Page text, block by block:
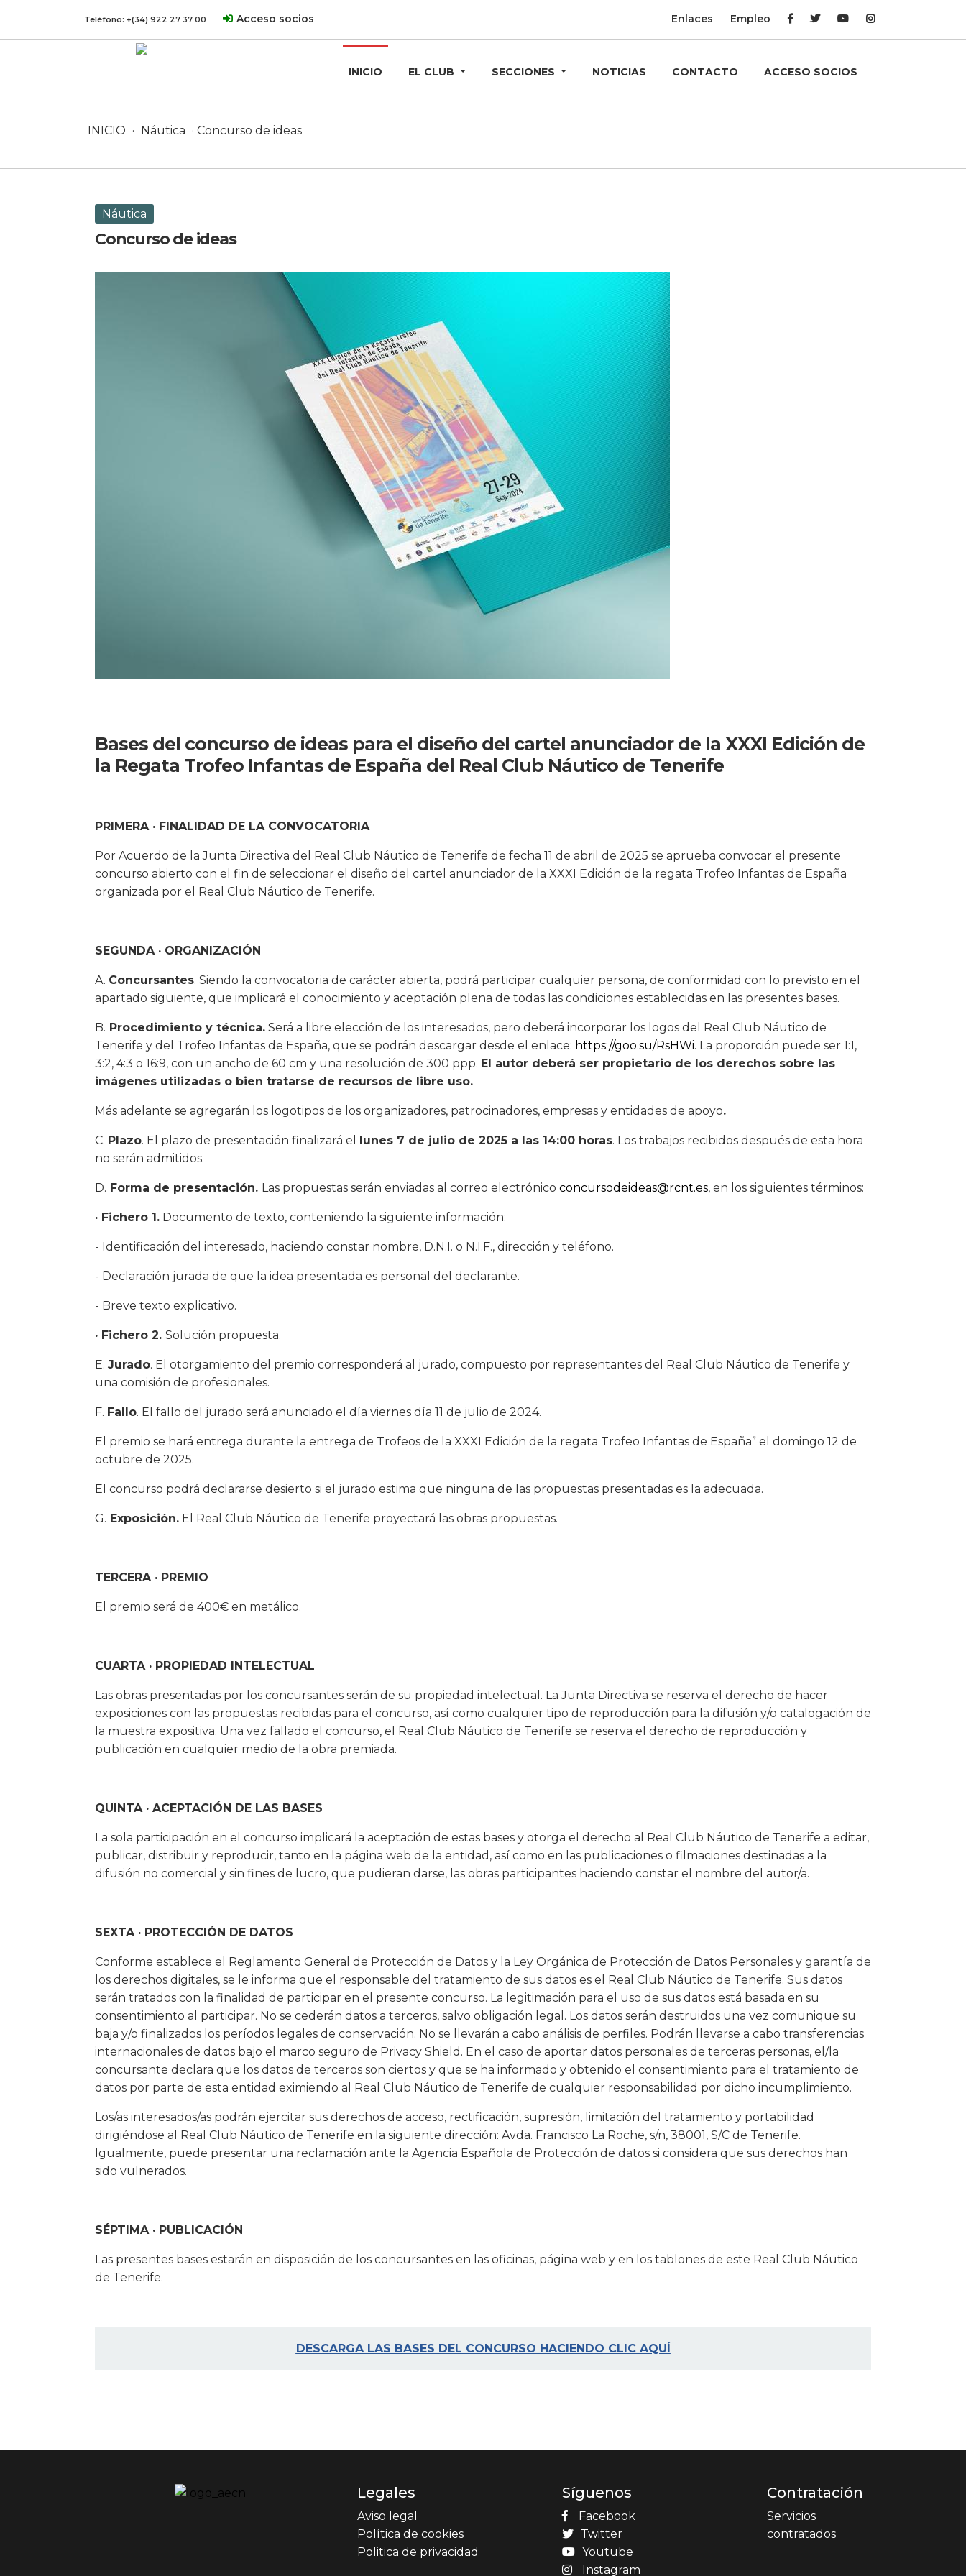
Teléfono: +(34) 922 27 37 00 Acceso socios Enlaces Empleo
INICIO EL CLUB SECCIONES NOTICIAS CONTACTO ACCESO SOCIOS
INICIO · Náutica · Concurso de ideas
Náutica
Concurso de ideas
Bases del concurso de ideas para el diseño del cartel anunciador de la XXXI Edición de
la Regata Trofeo Infantas de España del Real Club Náutico de Tenerife
PRIMERA · FINALIDAD DE LA CONVOCATORIA
Por Acuerdo de la Junta Directiva del Real Club Náutico de Tenerife de fecha 11 de abril de 2025 se aprueba convocar el presente
concurso abierto con el fin de seleccionar el diseño del cartel anunciador de la XXXI Edición de la regata Trofeo Infantas de España
organizada por el Real Club Náutico de Tenerife.
SEGUNDA · ORGANIZACIÓN
A. Concursantes. Siendo la convocatoria de carácter abierta, podrá participar cualquier persona, de conformidad con lo previsto en el
apartado siguiente, que implicará el conocimiento y aceptación plena de todas las condiciones establecidas en las presentes bases.
B. Procedimiento y técnica. Será a libre elección de los interesados, pero deberá incorporar los logos del Real Club Náutico de
Tenerife y del Trofeo Infantas de España, que se podrán descargar desde el enlace: https://goo.su/RsHWi. La proporción puede ser 1:1,
3:2, 4:3 o 16:9, con un ancho de 60 cm y una resolución de 300 ppp. El autor deberá ser propietario de los derechos sobre las
imágenes utilizadas o bien tratarse de recursos de libre uso.
Más adelante se agregarán los logotipos de los organizadores, patrocinadores, empresas y entidades de apoyo.
C. Plazo. El plazo de presentación finalizará el lunes 7 de julio de 2025 a las 14:00 horas. Los trabajos recibidos después de esta hora
no serán admitidos.
D. Forma de presentación. Las propuestas serán enviadas al correo electrónico concursodeideas@rcnt.es, en los siguientes términos:
· Fichero 1. Documento de texto, conteniendo la siguiente información:
- Identificación del interesado, haciendo constar nombre, D.N.I. o N.I.F., dirección y teléfono.
- Declaración jurada de que la idea presentada es personal del declarante.
- Breve texto explicativo.
· Fichero 2. Solución propuesta.
E. Jurado. El otorgamiento del premio corresponderá al jurado, compuesto por representantes del Real Club Náutico de Tenerife y
una comisión de profesionales.
F. Fallo. El fallo del jurado será anunciado el día viernes día 11 de julio de 2024.
El premio se hará entrega durante la entrega de Trofeos de la XXXI Edición de la regata Trofeo Infantas de España” el domingo 12 de
octubre de 2025.
El concurso podrá declararse desierto si el jurado estima que ninguna de las propuestas presentadas es la adecuada.
G. Exposición. El Real Club Náutico de Tenerife proyectará las obras propuestas.
TERCERA · PREMIO
El premio será de 400€ en metálico.
CUARTA · PROPIEDAD INTELECTUAL
Las obras presentadas por los concursantes serán de su propiedad intelectual. La Junta Directiva se reserva el derecho de hacer
exposiciones con las propuestas recibidas para el concurso, así como cualquier tipo de reproducción para la difusión y/o catalogación de
la muestra expositiva. Una vez fallado el concurso, el Real Club Náutico de Tenerife se reserva el derecho de reproducción y
publicación en cualquier medio de la obra premiada.
QUINTA · ACEPTACIÓN DE LAS BASES
La sola participación en el concurso implicará la aceptación de estas bases y otorga el derecho al Real Club Náutico de Tenerife a editar,
publicar, distribuir y reproducir, tanto en la página web de la entidad, así como en las publicaciones o filmaciones destinadas a la
difusión no comercial y sin fines de lucro, que pudieran darse, las obras participantes haciendo constar el nombre del autor/a.
SEXTA · PROTECCIÓN DE DATOS
Conforme establece el Reglamento General de Protección de Datos y la Ley Orgánica de Protección de Datos Personales y garantía de
los derechos digitales, se le informa que el responsable del tratamiento de sus datos es el Real Club Náutico de Tenerife. Sus datos
serán tratados con la finalidad de participar en el presente concurso. La legitimación para el uso de sus datos está basada en su
consentimiento al participar. No se cederán datos a terceros, salvo obligación legal. Los datos serán destruidos una vez comunique su
baja y/o finalizados los períodos legales de conservación. No se llevarán a cabo análisis de perfiles. Podrán llevarse a cabo transferencias
internacionales de datos bajo el marco seguro de Privacy Shield. En el caso de aportar datos personales de terceras personas, el/la
concursante declara que los datos de terceros son ciertos y que se ha informado y obtenido el consentimiento para el tratamiento de
datos por parte de esta entidad eximiendo al Real Club Náutico de Tenerife de cualquier responsabilidad por dicho incumplimiento.
Los/as interesados/as podrán ejercitar sus derechos de acceso, rectificación, supresión, limitación del tratamiento y portabilidad
dirigiéndose al Real Club Náutico de Tenerife en la siguiente dirección: Avda. Francisco La Roche, s/n, 38001, S/C de Tenerife.
Igualmente, puede presentar una reclamación ante la Agencia Española de Protección de datos si considera que sus derechos han
sido vulnerados.
SÉPTIMA · PUBLICACIÓN
Las presentes bases estarán en disposición de los concursantes en las oficinas, página web y en los tablones de este Real Club Náutico
de Tenerife.
DESCARGA LAS BASES DEL CONCURSO HACIENDO CLIC AQUÍ
Legales
Aviso legal
Política de cookies
Politica de privacidad
Síguenos
Facebook
Twitter
Youtube
Instagram
Contratación
Servicios
contratados